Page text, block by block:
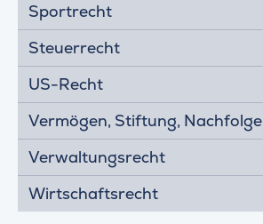
Sportrecht
Steuerrecht
US-Recht
Vermögen, Stiftung, Nachfolge
Verwaltungsrecht
Wirtschaftsrecht